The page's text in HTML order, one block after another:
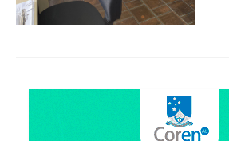
Eleições 2023
Agenda do presidente